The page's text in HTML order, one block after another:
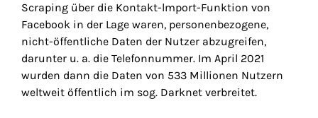
Scraping über die Kontakt-lmport-­Funktion von
Facebook in der Lage waren, personenbezogene,
nicht-öffentliche Daten der Nutzer abzugreifen,
darunter u. a. die Telefonnummer. Im April 2021
wurden dann die Daten von 533 Millionen Nutzern
weltweit öffentlich im sog. Darknet verbreitet.